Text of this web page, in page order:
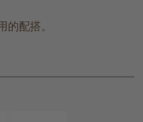
的配搭。